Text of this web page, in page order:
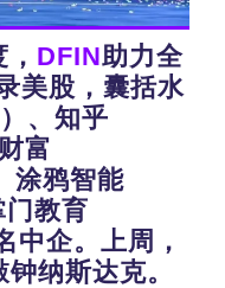
DFIN助力全
美股，囊括水
、知乎
富
涂鸦智能
门教育
中企。上周，
纳斯达克。